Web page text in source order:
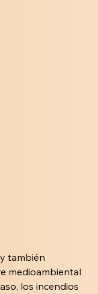
también
medioambiental
los incendios